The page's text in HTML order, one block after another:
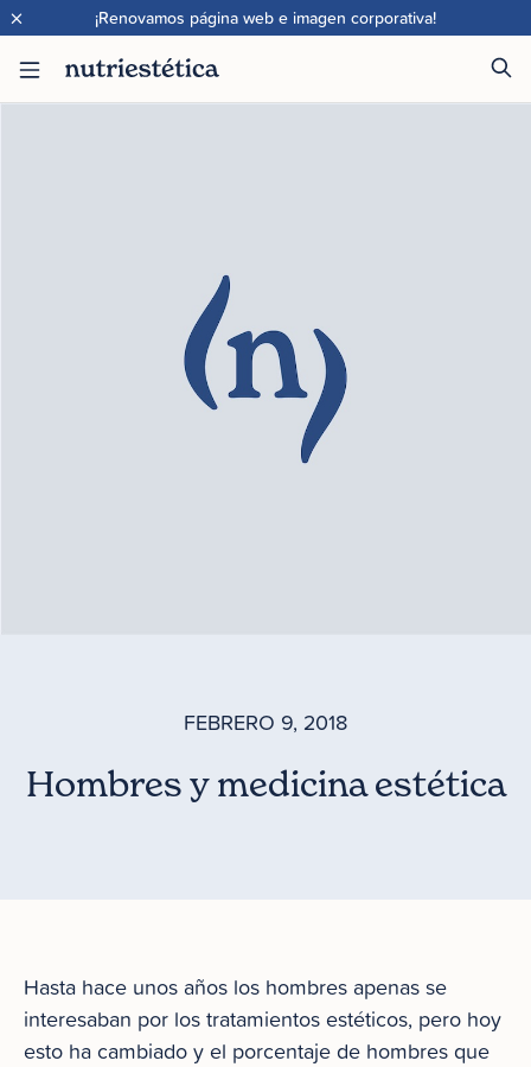
¡Renovamos página web e imagen corporativa!
×
FEBRERO 9, 2018
Hombres y medicina estética
Hasta hace unos años los hombres apenas se
interesaban por los tratamientos estéticos, pero hoy
esto ha cambiado y el porcentaje de hombres que